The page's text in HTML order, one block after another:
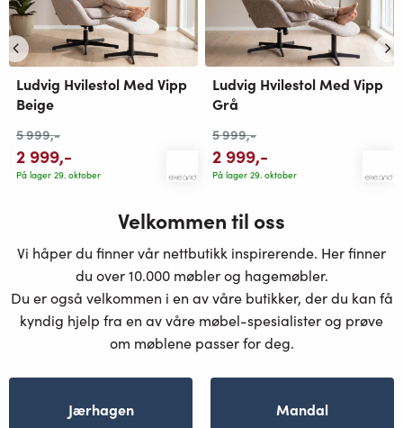
Ludvig Hvilestol Med Vipp
Beige
5 999,-
2 999,-
På lager 29. oktober
Ludvig Hvilestol Med Vipp
Grå
5 999,-
2 999,-
På lager 29. oktober
Velkommen til oss
Vi håper du finner vår nettbutikk inspirerende. Her finner
du over 10.000 møbler og hagemøbler.
Du er også velkommen i en av våre butikker, der du kan få
kyndig hjelp fra en av våre møbel-spesialister og prøve
om møblene passer for deg.
Jærhagen Mandal